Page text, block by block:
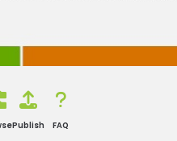
Publish FAQ